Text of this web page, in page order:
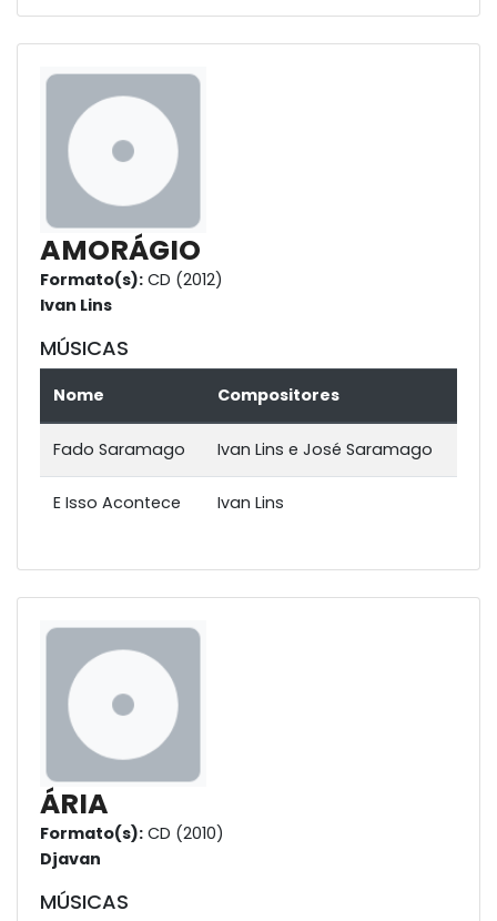
AMORÁGIO
Formato(s): CD (2012)
Ivan Lins
MÚSICAS
Nome Compositores
Fado Saramago Ivan Lins e José Saramago
E Isso Acontece Ivan Lins
ÁRIA
Formato(s): CD (2010)
Djavan
MÚSICAS